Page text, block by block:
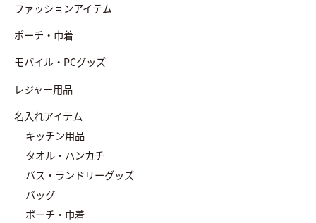
ファッションアイテム
ポーチ・巾着
モバイル・PCグッズ
レジャー用品
名入れアイテム
キッチン用品
タオル・ハンカチ
バス・ランドリーグッズ
バッグ
ポーチ・巾着